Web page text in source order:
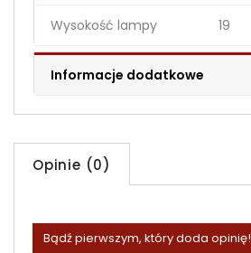
Wysokość lampy 19
Informacje dodatkowe
Opinie (0)
Bądź pierwszym, który doda opinię!